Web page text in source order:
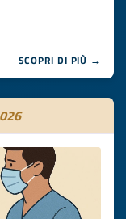
SCOPRI DI PIÙ →